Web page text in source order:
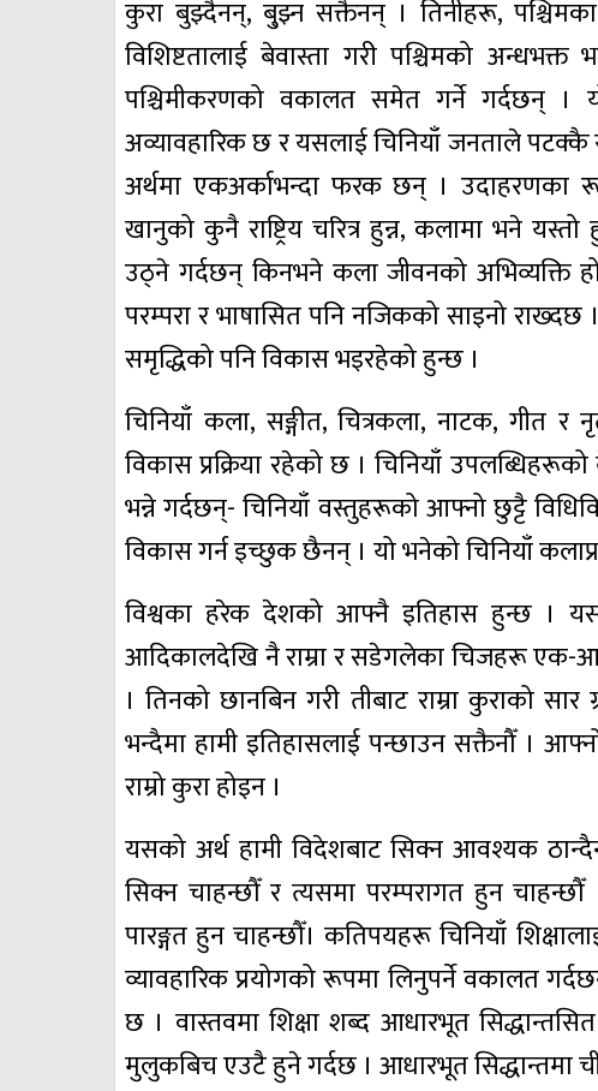
कुरा बुझ्दैनन्, बु्झ्न सक्तैनन् । तिनीहरू,
विशिष्टतालाई बेवास्ता गरी पश्चिमको
पश्चिमीकरणको वकालत समेत गर्ने गर्दछन् ।
अव्यावहारिक छ र यसलाई चिनियाँ जनताले पटक्कै
अर्थमा एकअर्काभन्दा फरक छन् । उदाहरणका
खानुको कुनै राष्ट्रिय चरित्र हुन्न, कलामा भने यस्तो
उठ्‌ने गर्दछन् किनभने कला जीवनको अभिव्यक्ति
परम्परा र भाषासित पनि नजिकको साइनो राख्दछ
समृद्धिको पनि विकास भइरहेको हुन्छ ।
चिनियाँ कला, सङ्गीत, चित्रकला, नाटक, गीत
विकास प्रक्रिया रहेको छ । चिनियाँ उपलब्धिहरूको
भन्ने गर्दछन्- चिनियाँ वस्तुहरूको आफ्नो छुट्टै
विकास गर्न इच्छुक छैनन् । यो भनेको चिनियाँ कलाप्रति
विश्वका हरेक देशको आफ्नै इतिहास हुन्छ ।
आदिकालदेखि नै राम्रा र सडेगलेका चिजहरू
। तिनको छानबिन गरी तीबाट राम्रा कुराको
भन्दैमा हामी इतिहासलाई पन्छाउन सक्तैनौँ ।
राम्रो कुरा होइन ।
यसको अर्थ हामी विदेशबाट सिक्न आवश्यक
सिक्न चाहन्छौँ र त्यसमा परम्परागत हुन
पारङ्गत हुन चाहन्छौँ। कतिपयहरू चिनियाँ
व्यावहारिक प्रयोगको रूपमा लिनुपर्ने वकालत
छ । वास्तवमा शिक्षा शब्द आधारभूत
मुलुकबिच एउटै हुने गर्दछ । आधारभूत सिद्धान्तमा